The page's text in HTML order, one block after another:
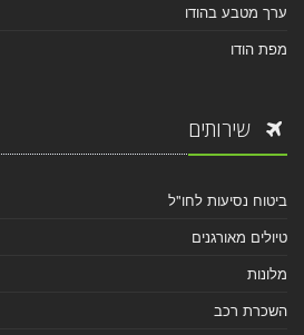
ערך מטבע בהודו
מפת הודו
שירותים
ביטוח נסיעות לחו"ל
טיולים מאורגנים
מלונות
השכרת רכב